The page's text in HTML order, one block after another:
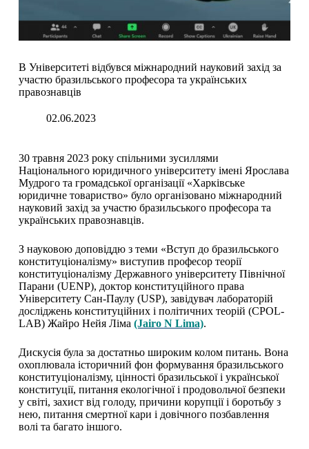
В Університеті відбувся міжнародний науковий захід за
участю бразильського професора та українських
правознавців
02.06.2023
30 травня 2023 року спільними зусиллями
Національного юридичного університету імені Ярослава
Мудрого та громадської організації «Харківське
юридичне товариство» було організовано міжнародний
науковий захід за участю бразильського професора та
українських правознавців.
З науковою доповіддю з теми «Вступ до бразильського
конституціоналізму» виступив професор теорії
конституціоналізму Державного університету Північної
Парани (UENP), доктор конституційного права
Університету Сан-Паулу (USP), завідувач лабораторій
досліджень конституційних і політичних теорій (CPOL-
LAB) Жайро Нейя Ліма (Jairo N Lima).
Дискусія була за достатньо широким колом питань. Вона
охоплювала історичний фон формування бразильського
конституціоналізму, цінності бразильської і української
конституції, питання екологічної і продовольчої безпеки
у світі, захист від голоду, причини корупції і боротьбу з
нею, питання смертної кари і довічного позбавлення
волі та багато іншого.